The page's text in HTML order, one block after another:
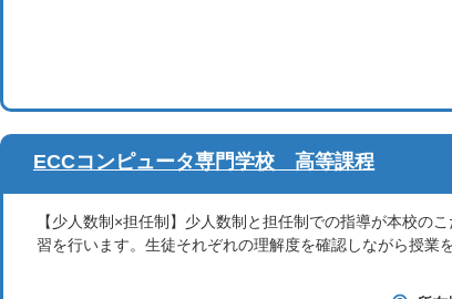
ECCコンピュータ専門学校 高等課程
【少人数制×担任制】少人数制と担任制での指導が本校の
習を行います。生徒それぞれの理解度を確認しながら授業